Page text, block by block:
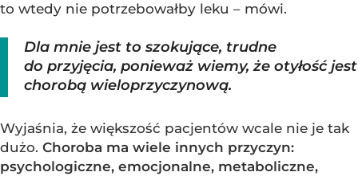
to wtedy nie potrzebowałby leku – mówi.
Dla mnie jest to szokujące, trudne
do przyjęcia, ponieważ wiemy, że otyłość jest
chorobą wieloprzyczynową.
Wyjaśnia, że większość pacjentów wcale nie je tak
dużo. Choroba ma wiele innych przyczyn:
psychologiczne, emocjonalne, metaboliczne,